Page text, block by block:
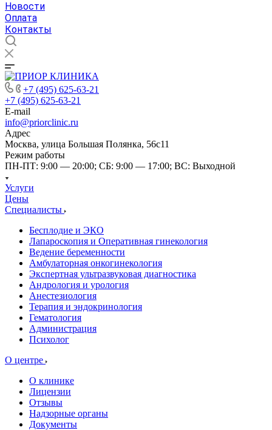
Новости
Оплата
Контакты
+7 (495) 625-63-21
+7 (495) 625-63-21
E-mail
info@priorclinic.ru
Адрес
Москва, улица Большая Полянка, 56с11
Режим работы
ПН-ПТ: 9:00 — 20:00; СБ: 9:00 — 17:00; ВС: Выходной
Услуги
Цены
Специалисты
Бесплодие и ЭКО
Лапароскопия и Оперативная гинекология
Ведение беременности
Амбулаторная онкогинекология
Экспертная ультразвуковая диагностика
Андрология и урология
Анестезиология
Терапия и эндокринология
Гематология
Администрация
Психолог
О центре
О клинике
Лицензии
Отзывы
Надзорные органы
Документы